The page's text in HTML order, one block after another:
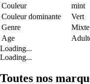
Couleur
mint
Couleur dominante
Vert
Genre
Mixte
Age
Loading...
Loading...
Toutes nos